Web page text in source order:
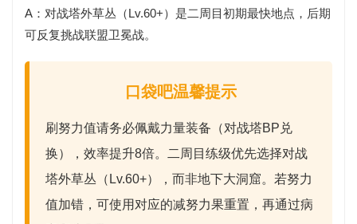
A：对战塔外草丛（Lv.60+）是二周目初期最快地点，后期
可反复挑战联盟卫冕战。
口袋吧温馨提示
刷努力值请务必佩戴力量装备 （对战塔BP兑
换），效率提升8倍。二周目练级优先选择对战
塔外草丛 （Lv.60+），而非地下大洞窟。若努力
值加错，可使用对应的减努力果重置，再通过病